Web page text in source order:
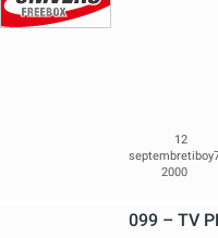
12
septembre
2000
099 – TV